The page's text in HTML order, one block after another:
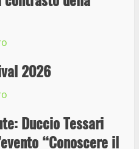
2026
Duccio Tessari
“Conoscere il
supera il Napoli
Stato arresta il ladro seriale
a Viterbo